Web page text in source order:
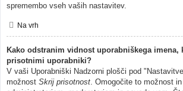
spremembo vseh vaših nastavitev.
Na vrh
Kako odstranim vidnost uporabniškega imena,
prisotnimi uporabniki?
V vaši Uporabniški Nadzorni plošči pod
možnost Skrij prisotnost . Omogočite to možnost